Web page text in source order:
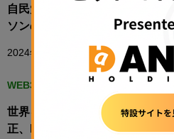
自民党web3PT、「DAOルール
ソンの振り返りと提言（案）」
2024年1月24日 19:35
WEB3
世界を驚かすような事例が生ま
正、DAOの規制整備でWeb3の